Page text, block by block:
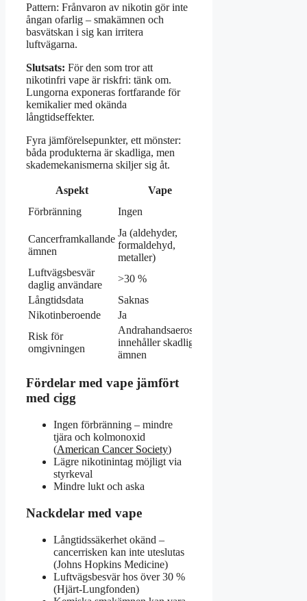
Pattern: Frånvaron av nikotin gör inte
ångan ofarlig – smakämnen och
basvätskan i sig kan irritera
luftvägarna.
Slutsats: För den som tror att
nikotinfri vape är riskfri: tänk om.
Lungorna exponeras fortfarande för
kemikalier med okända
långtidseffekter.
Fyra jämförelsepunkter, ett mönster:
båda produkterna är skadliga, men
skademekanismerna skiljer sig åt.
Aspekt Vape
Förbränning
Ingen
Cancerframkallande
ämnen
Ja (aldehyder,
formaldehyd,
metaller)
Luftvägsbesvär
daglig användare
>30 %
Långtidsdata
Saknas
Nikotinberoende
Ja
Risk för
omgivningen
Andrahandsaerosol
innehåller skadliga
ämnen
Fördelar med vape jämfört
med cigg
Ingen förbränning – mindre
tjära och kolmonoxid
(American Cancer Society)
Lägre nikotinintag möjligt via
styrkeval
Mindre lukt och aska
Nackdelar med vape
Långtidssäkerhet okänd –
cancerrisken kan inte uteslutas
(Johns Hopkins Medicine)
Luftvägsbesvär hos över 30 %
(Hjärt-Lungfonden)